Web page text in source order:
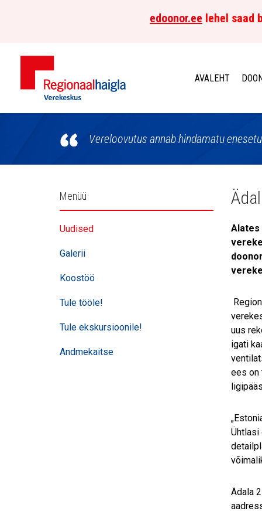
edoonor.ee lehel saad
Põhja-
Regionaalhaigla
Verekeskus
AVALEHT
Vereloovutus annab hindamatu
Külgpaani
navigatsioon
Menüü
Uudised
Galerii
Koostöö
Tule tööle!
Tule ekskursioonile!
Andmekaitse
Alates
uus
igati
ees on
Ühtlasi
Ädala